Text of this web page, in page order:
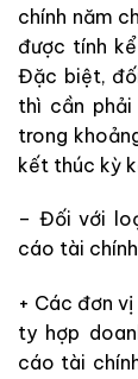
chính năm
được tính
Đặc biệt,
thì cần
trong
kết thúc kỳ
– Đối với
cáo tài
+ Các đơn
ty hợp
cáo tài